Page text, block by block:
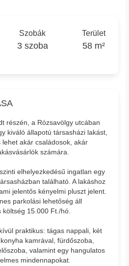
Szobák
3 szoba
Terület
58 m²
részén, a Rózsavölgy utcában
kiváló állapotú társasházi lakást,
akár családosok, akár
számára.
elhelyezkedésű ingatlan egy
található. A lakáshoz
jelentős kényelmi pluszt jelent.
parkolási lehetőség áll
költség 15.000 Ft./hó.
praktikus: tágas nappali, két
kamrával, fürdőszoba,
valamint egy hangulatos
mindennapokat.